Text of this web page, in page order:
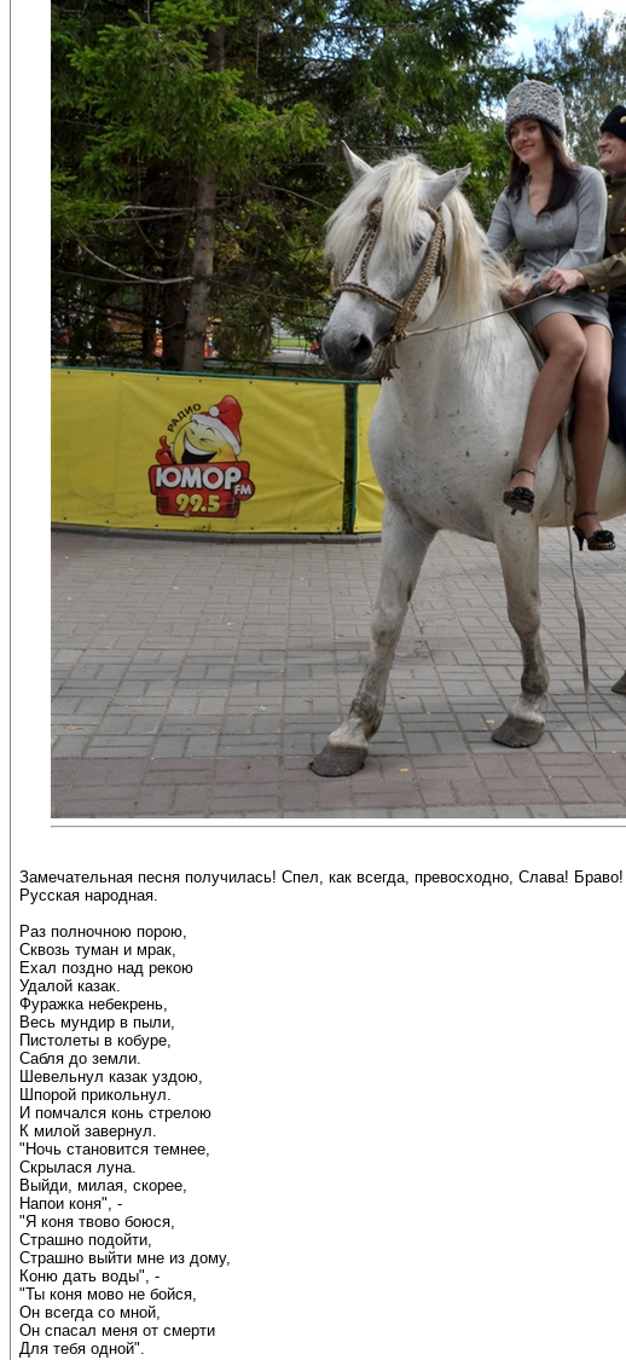
Замечательная песня получилась! Спел, как всегда, превосходно, Слава!
Русская народная.
Раз полночною порою,
Сквозь туман и мрак,
Ехал поздно над рекою
Удалой казак.
Фуражка небекрень,
Весь мундир в пыли,
Пистолеты в кобуре,
Сабля до земли.
Шевельнул казак уздою,
Шпорой прикольнул.
И помчался конь стрелою
К милой завернул.
"Ночь становится темнее,
Скрылася луна.
Выйди, милая, скорее,
Напои коня", -
"Я коня твово боюся,
Страшно подойти,
Страшно выйти мне из дому,
Коню дать воды", -
"Ты коня мово не бойся,
Он всегда со мной,
Он спасал меня от смерти
Для тебя одной".